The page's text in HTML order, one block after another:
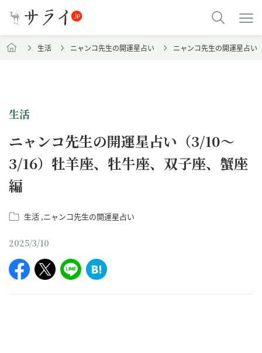
生活 ニャンコ先生の開運星占い ニャンコ先生の開運星占
生活
ニャンコ先生の開運星占い（3/10～
3/16）牡羊座、牡牛座、双子座、蟹座
編
生活 ニャンコ先生の開運星占い
2025/3/10